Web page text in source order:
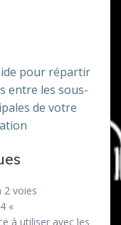
pour répartir
entre les sous-
de votre
2 voies
«
à utiliser avec les